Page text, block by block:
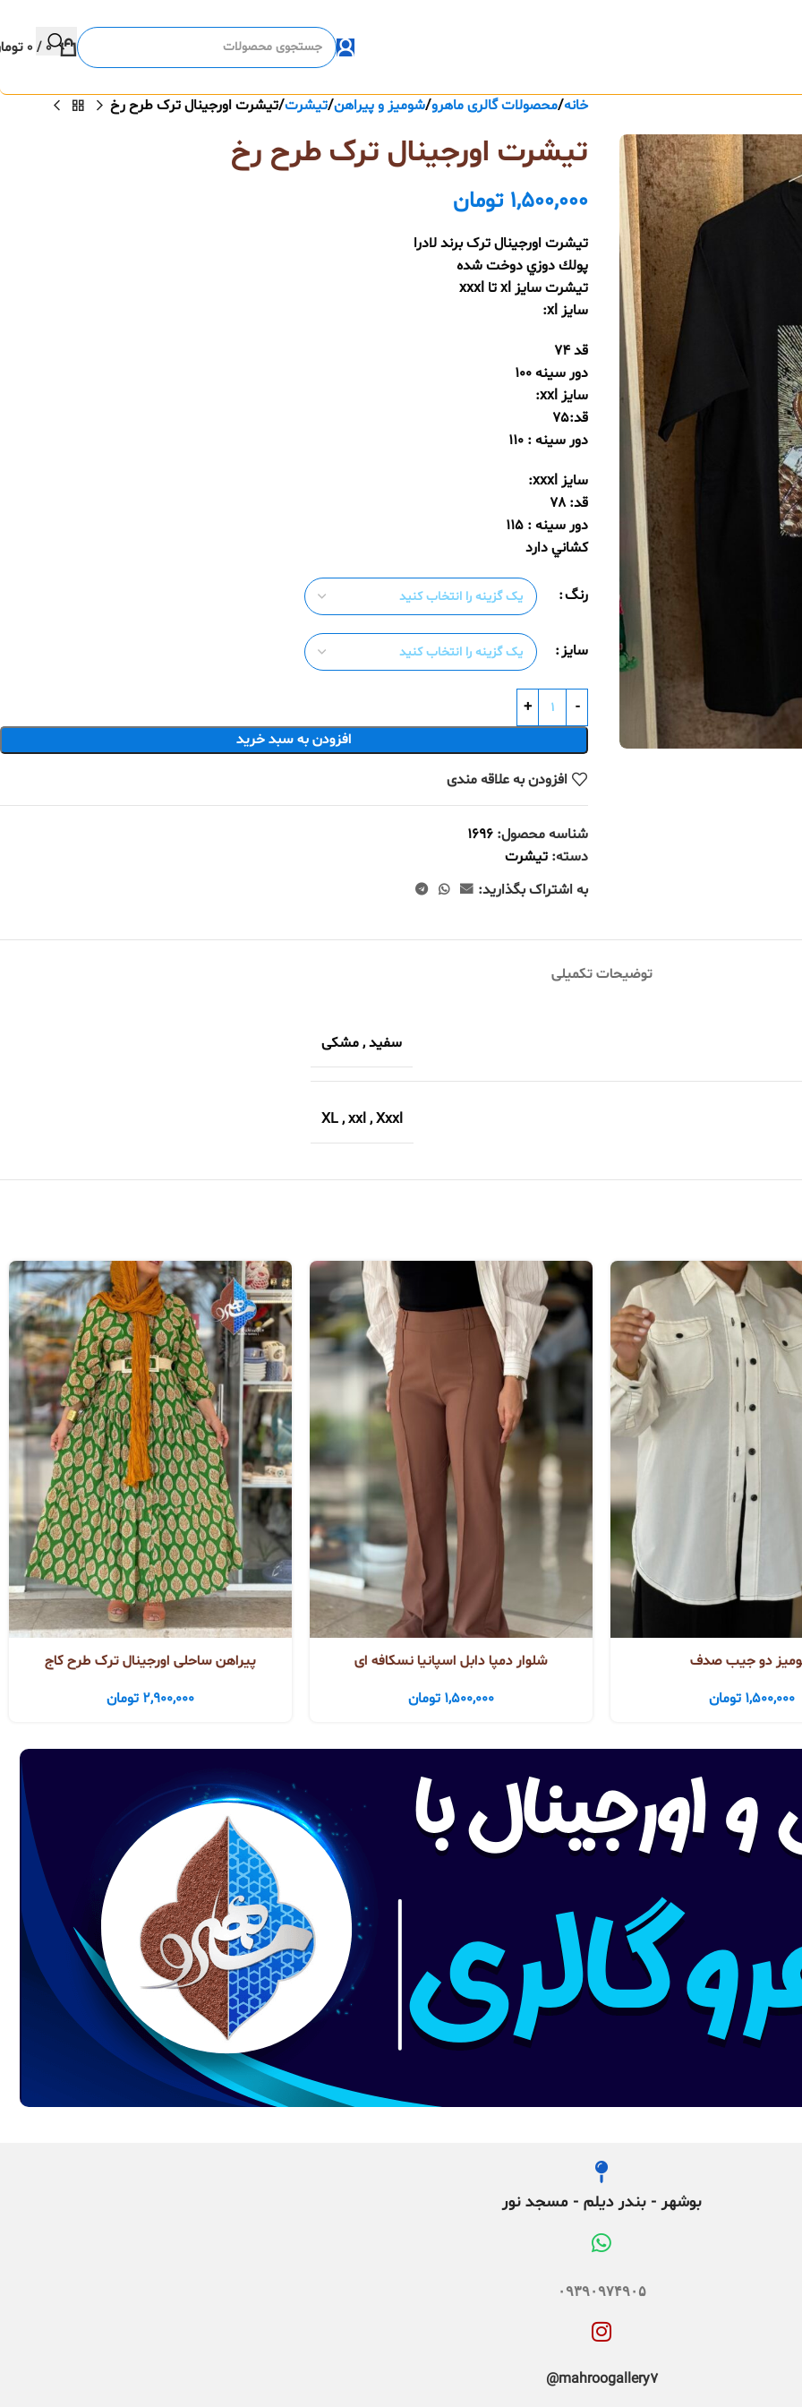
0
/
0
خانه محصولات گالری ماهرو شومیز و پیراهن تيشرت تیشرت اورجینال ترک طرح رخ
تیشرت اورجینال ترک طرح رخ
1,500,000 تومان
تيشرت اورجينال ترک برند لادرا
پولك دوزي دوخت شده
تيشرت سايز xl تا xxxl
سايز xl:
قد ٧٤
دور سينه ١٠٠
سايز xxl:
قد:٧٥
دور سينه : ١١٠
سايز xxxl:
قد: ٧٨
دور سينه : ١١٥
كشاني دارد
رنگ
سایز
افزودن به سبد خرید
افزودن به علاقه مندی
شناسه محصول: ۱۶۹۶
دسته: تيشرت
به اشتراک بگذارید:
توضیحات تکمیلی
سفید,مشکی
XL,xxl,Xxxl
دو جیب صدف
1,500,000 تومان
شلوار دمپا دابل اسپانیا نسکافه ای
1,500,000 تومان
پیراهن ساحلی اورجینال ترک طرح کاج
2,900,000 تومان
بوشهر - بندر دیلم - مسجد نور
۰۹۳۹۰۹۷۴۹۰۵
mahroogallery7@